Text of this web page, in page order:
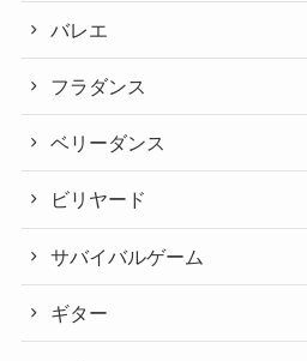
バレエ
フラダンス
ベリーダンス
ビリヤード
サバイバルゲーム
ギター